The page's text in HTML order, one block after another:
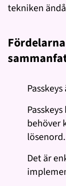
tekniken
behöver
lösenord.
Det är